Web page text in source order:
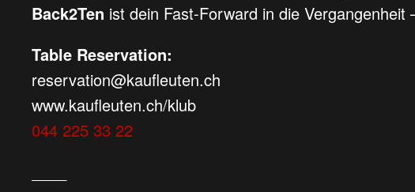
Back2Ten ist dein Fast-Forward in die
Table Reservation:
reservation@kaufleuten.ch
www.kaufleuten.ch/klub
044 225 33 22